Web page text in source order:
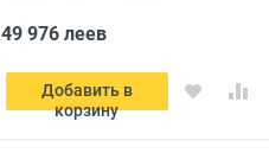
49 976 леев
Добавить в
корзину